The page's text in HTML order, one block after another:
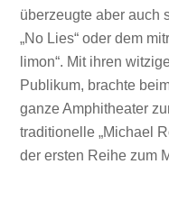
überzeugte aber auch
„No Lies“ oder dem
limon“. Mit ihren
Publikum, brachte
ganze Amphitheater
traditionelle „Michael
der ersten Reihe zum